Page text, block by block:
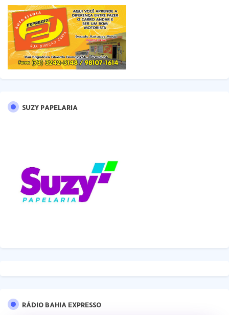
SUZY PAPELARIA
RÁDIO BAHIA EXPRESSO